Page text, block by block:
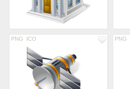
PNG ICO PNG